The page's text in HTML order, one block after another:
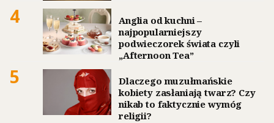
4
Anglia od kuchni –
najpopularniejszy
podwieczorek świata czyli
„Afternoon Tea”
5
Dlaczego muzułmańskie
kobiety zasłaniają twarz? Czy
nikab to faktycznie wymóg
religii?